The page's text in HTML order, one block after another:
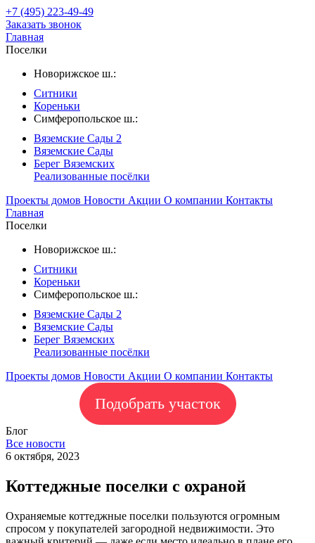
+7 (495) 223-49-49
Заказать звонок
Главная
Поселки
Новорижское ш.:
Ситники
Кореньки
Симферопольское ш.:
Вяземские Сады 2
Вяземские Сады
Берег Вяземскиx
Реализованные посёлки
Проекты домов Новости Акции О компании Контакты
Главная
Поселки
Новорижское ш.:
Ситники
Кореньки
Симферопольское ш.:
Вяземские Сады 2
Вяземские Сады
Берег Вяземскиx
Реализованные посёлки
Проекты домов Новости Акции О компании Контакты
Подобрать участок
Блог
Все новости
6 октября, 2023
Коттеджные поселки с охраной
Охраняемые коттеджные поселки пользуются огромным
спросом у покупателей загородной недвижимости. Это